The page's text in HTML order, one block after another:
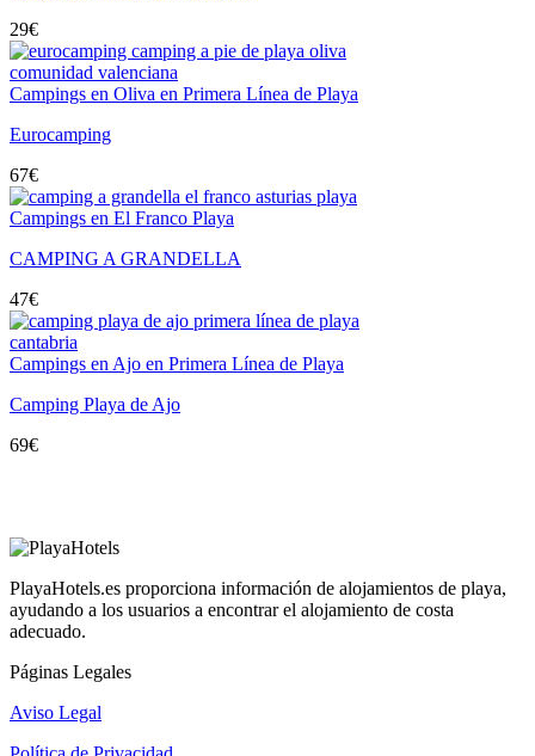
29€
Campings en Oliva en Primera Línea de Playa
Eurocamping
67€
Campings en El Franco Playa
CAMPING A GRANDELLA
47€
Campings en Ajo en Primera Línea de Playa
Camping Playa de Ajo
69€
PlayaHotels.es proporciona información de alojamientos de playa,
ayudando a los usuarios a encontrar el alojamiento de costa
adecuado.
Páginas Legales
Aviso Legal